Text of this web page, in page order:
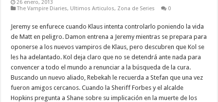
26 enero, 2013
The Vampire Diaries, Ultimos Articulos, Zona de Series 0
Jeremy se enfurece cuando Klaus intenta controlarlo poniendo la vida
de Matt en peligro. Damon entrena a Jeremy mientras se prepara para
oponerse a los nuevos vampiros de Klaus, pero descubren que Kol se
les ha adelantado. Kol deja claro que no se detendrá ante nada para
convencer a todo el mundo a renunciar a la búsqueda de la cura.
Buscando un nuevo aliado, Rebekah le recuerda a Stefan que una vez
fueron amigos cercanos. Cuando la Sheriff Forbes y el alcalde
Hopkins pregunta a Shane sobre su implicación en la muerte de los